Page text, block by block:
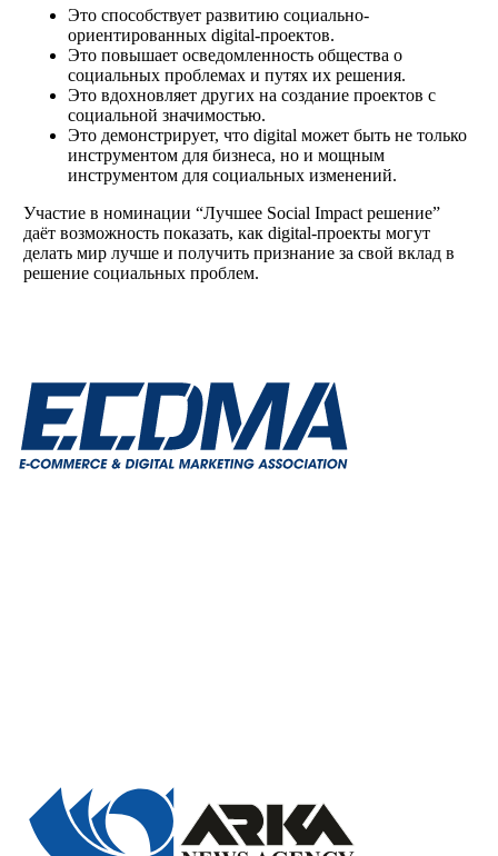
Это способствует развитию социально-
ориентированных digital-проектов.
Это повышает осведомленность общества о
социальных проблемах и путях их решения.
Это вдохновляет других на создание проектов с
социальной значимостью.
Это демонстрирует, что digital может быть не только
инструментом для бизнеса, но и мощным
инструментом для социальных изменений.
Участие в номинации “Лучшее Social Impact решение”
даёт возможность показать, как digital-проекты могут
делать мир лучше и получить признание за свой вклад в
решение социальных проблем.